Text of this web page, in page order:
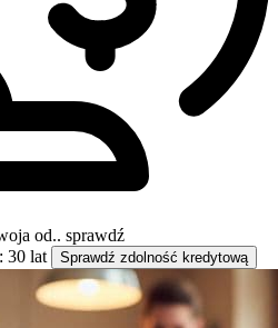
od.. sprawdź
30 lat Sprawdź zdolność kredytową